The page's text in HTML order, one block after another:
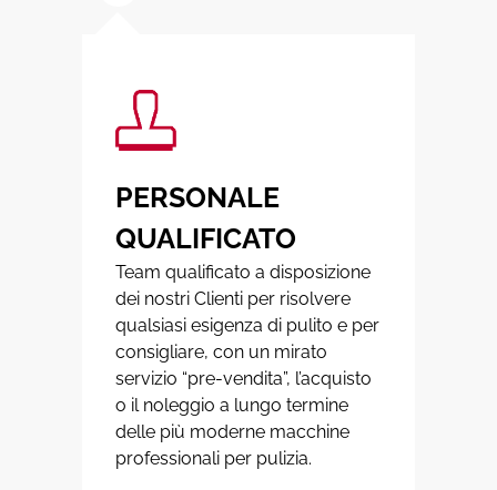
PERSONALE
QUALIFICATO
Team qualificato a disposizione
dei nostri Clienti per risolvere
qualsiasi esigenza di pulito e per
consigliare, con un mirato
servizio “pre-vendita”, l’acquisto
o il noleggio a lungo termine
delle più moderne macchine
professionali per pulizia.